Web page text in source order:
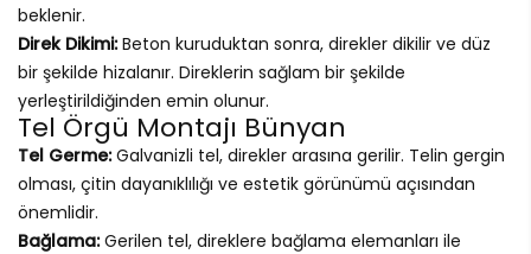
beklenir.
Direk Dikimi:Beton kuruduktan sonra, direkler dikilir ve düz
bir şekilde hizalanır. Direklerin sağlam bir şekilde
yerleştirildiğinden emin olunur.
Tel Örgü Montajı Bünyan
Tel Germe:Galvanizli tel, direkler arasına gerilir. Telin gergin
olması, çitin dayanıklılığı ve estetik görünümü açısından
önemlidir.
Bağlama:Gerilen tel, direklere bağlama elemanları ile